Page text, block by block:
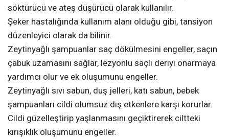
söktürücü ve ateş düşürücü olarak kullanılır.
Şeker hastalığında kullanım alanı olduğu gibi, tansiyon
düzenleyici olarak da bilinir.
Zeytinyağlı şampuanlar saç dökülmesini engeller, saçın
çabuk uzamasını sağlar, lezyonlu saçlı deriyi onarmaya
yardımcı olur ve ek oluşumunu engeller.
Zeytinyağlı sıvı sabun, duş jelleri, katı sabun, bebek
şampuanları cildi olumsuz dış etkenlere karşı korurlar.
Cildi güzelleştirip yaşlanmasını geçiktirerek ciltteki
kırışıklık oluşumunu engeller.